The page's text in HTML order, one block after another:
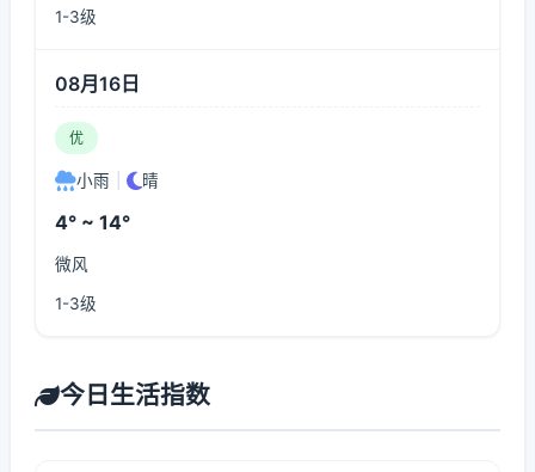
1-3级
08月16日
优
小雨 晴
4° ~ 14°
微风
1-3级
今日生活指数